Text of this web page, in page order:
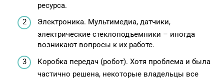
ресурса.
Электроника. Мультимедиа, датчики,
электрические стеклоподъемники – иногда
возникают вопросы к их работе.
Коробка передач (робот). Хотя проблема и была
частично решена, некоторые владельцы все